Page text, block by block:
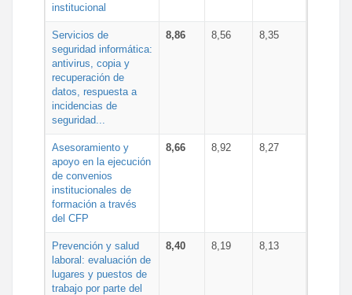
institucional
Servicios de
seguridad informática:
antivirus, copia y
recuperación de
datos, respuesta a
incidencias de
seguridad...
8,86 8,56 8,35
Asesoramiento y
apoyo en la ejecución
de convenios
institucionales de
formación a través
del CFP
8,66 8,92 8,27
Prevención y salud
laboral: evaluación de
lugares y puestos de
trabajo por parte del
8,40 8,19 8,13